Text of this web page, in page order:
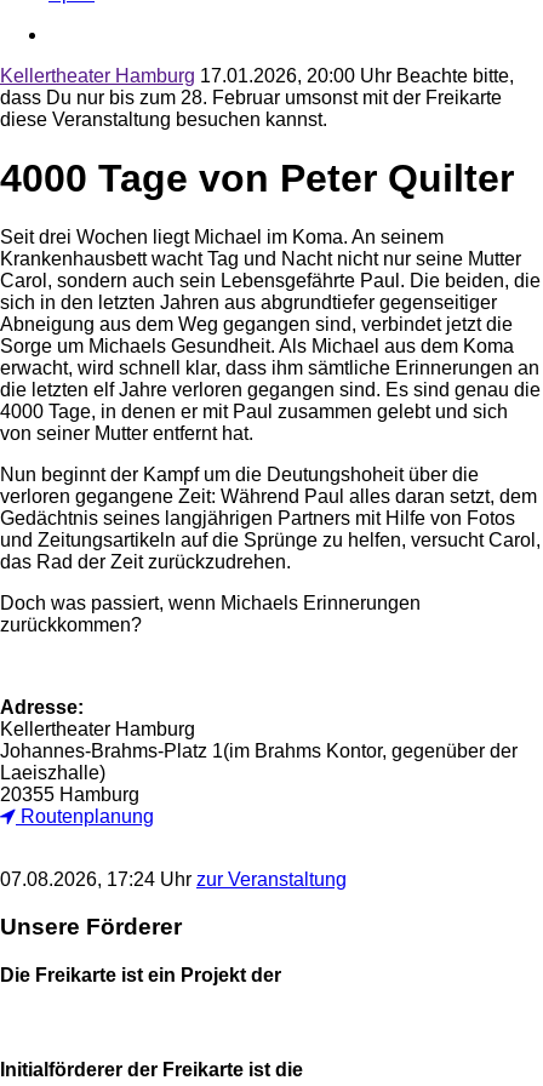
Kellertheater Hamburg 17.01.2026, 20:00 Uhr Beachte bitte,
dass Du nur bis zum 28. Februar umsonst mit der Freikarte
diese Veranstaltung besuchen kannst.
4000 Tage von Peter Quilter
Seit drei Wochen liegt Michael im Koma. An seinem
Krankenhausbett wacht Tag und Nacht nicht nur seine Mutter
Carol, sondern auch sein Lebensgefährte Paul. Die beiden, die
sich in den letzten Jahren aus abgrundtiefer gegenseitiger
Abneigung aus dem Weg gegangen sind, verbindet jetzt die
Sorge um Michaels Gesundheit. Als Michael aus dem Koma
erwacht, wird schnell klar, dass ihm sämtliche Erinnerungen an
die letzten elf Jahre verloren gegangen sind. Es sind genau die
4000 Tage, in denen er mit Paul zusammen gelebt und sich
von seiner Mutter entfernt hat.
Nun beginnt der Kampf um die Deutungshoheit über die
verloren gegangene Zeit: Während Paul alles daran setzt, dem
Gedächtnis seines langjährigen Partners mit Hilfe von Fotos
und Zeitungsartikeln auf die Sprünge zu helfen, versucht Carol,
das Rad der Zeit zurückzudrehen.
Doch was passiert, wenn Michaels Erinnerungen
zurückkommen?
Adresse:
Kellertheater Hamburg
Johannes-Brahms-Platz 1(im Brahms Kontor, gegenüber der
Laeiszhalle)
20355 Hamburg
Routenplanung
07.08.2026, 17:24 Uhr zur Veranstaltung
Unsere Förderer
Die Freikarte ist ein Projekt der
Initialförderer der Freikarte ist die